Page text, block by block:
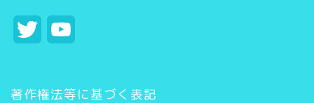
i
u
著作権法等に基づく表記